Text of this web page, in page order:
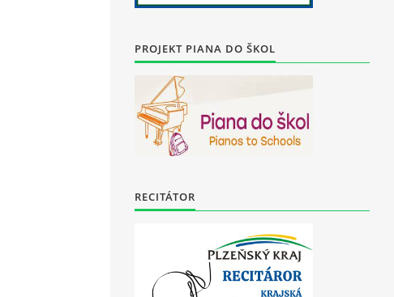
PROJEKT PIANA DO ŠKOL
RECITÁTOR